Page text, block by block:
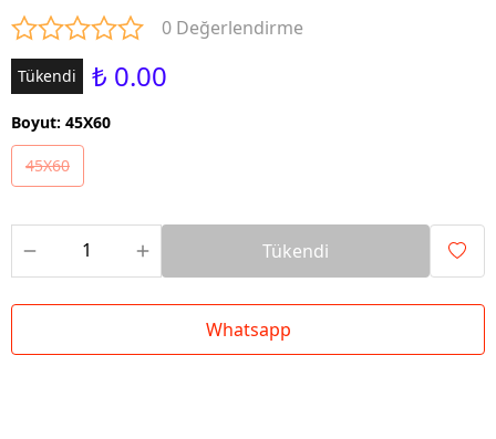
0 Değerlendirme
Tükendi ₺ 0.00
Boyut: 45X60
45X60
Tükendi
Whatsapp